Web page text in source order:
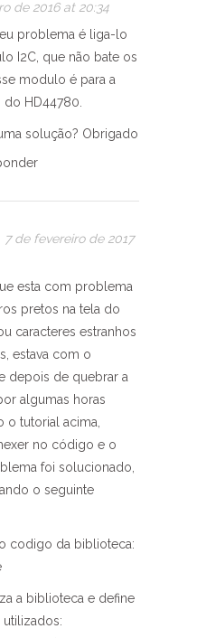
de 2016 at 20:34
problema é liga-lo
I2C, que não bate os
modulo é para a
do HD44780.
solução? Obrigado
7 de fevereiro de 2017
esta com problema
pretos na tela do
caracteres estranhos
estava com o
depois de quebrar a
algumas horas
o tutorial acima,
no código e o
foi solucionado,
o seguinte
codigo da biblioteca:
a biblioteca e define